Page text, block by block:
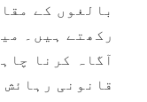
بالغوں کے
رکھتے ہیں۔
آگاہ کرنا
قانونی